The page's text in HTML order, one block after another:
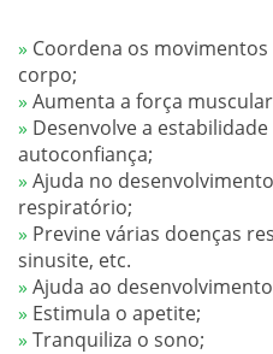
» Coordena os
corpo;
» Aumenta a força
» Desenvolve a
autoconfiança;
» Ajuda no
respiratório;
» Previne várias doenças
sinusite, etc.
» Ajuda ao
» Estimula o apetite;
» Tranquiliza o sono;